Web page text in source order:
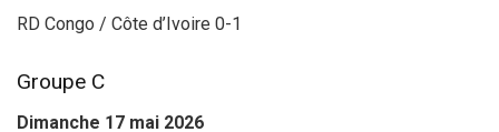
RD Congo / Côte d’Ivoire 0-1
Groupe C
Dimanche 17 mai 2026